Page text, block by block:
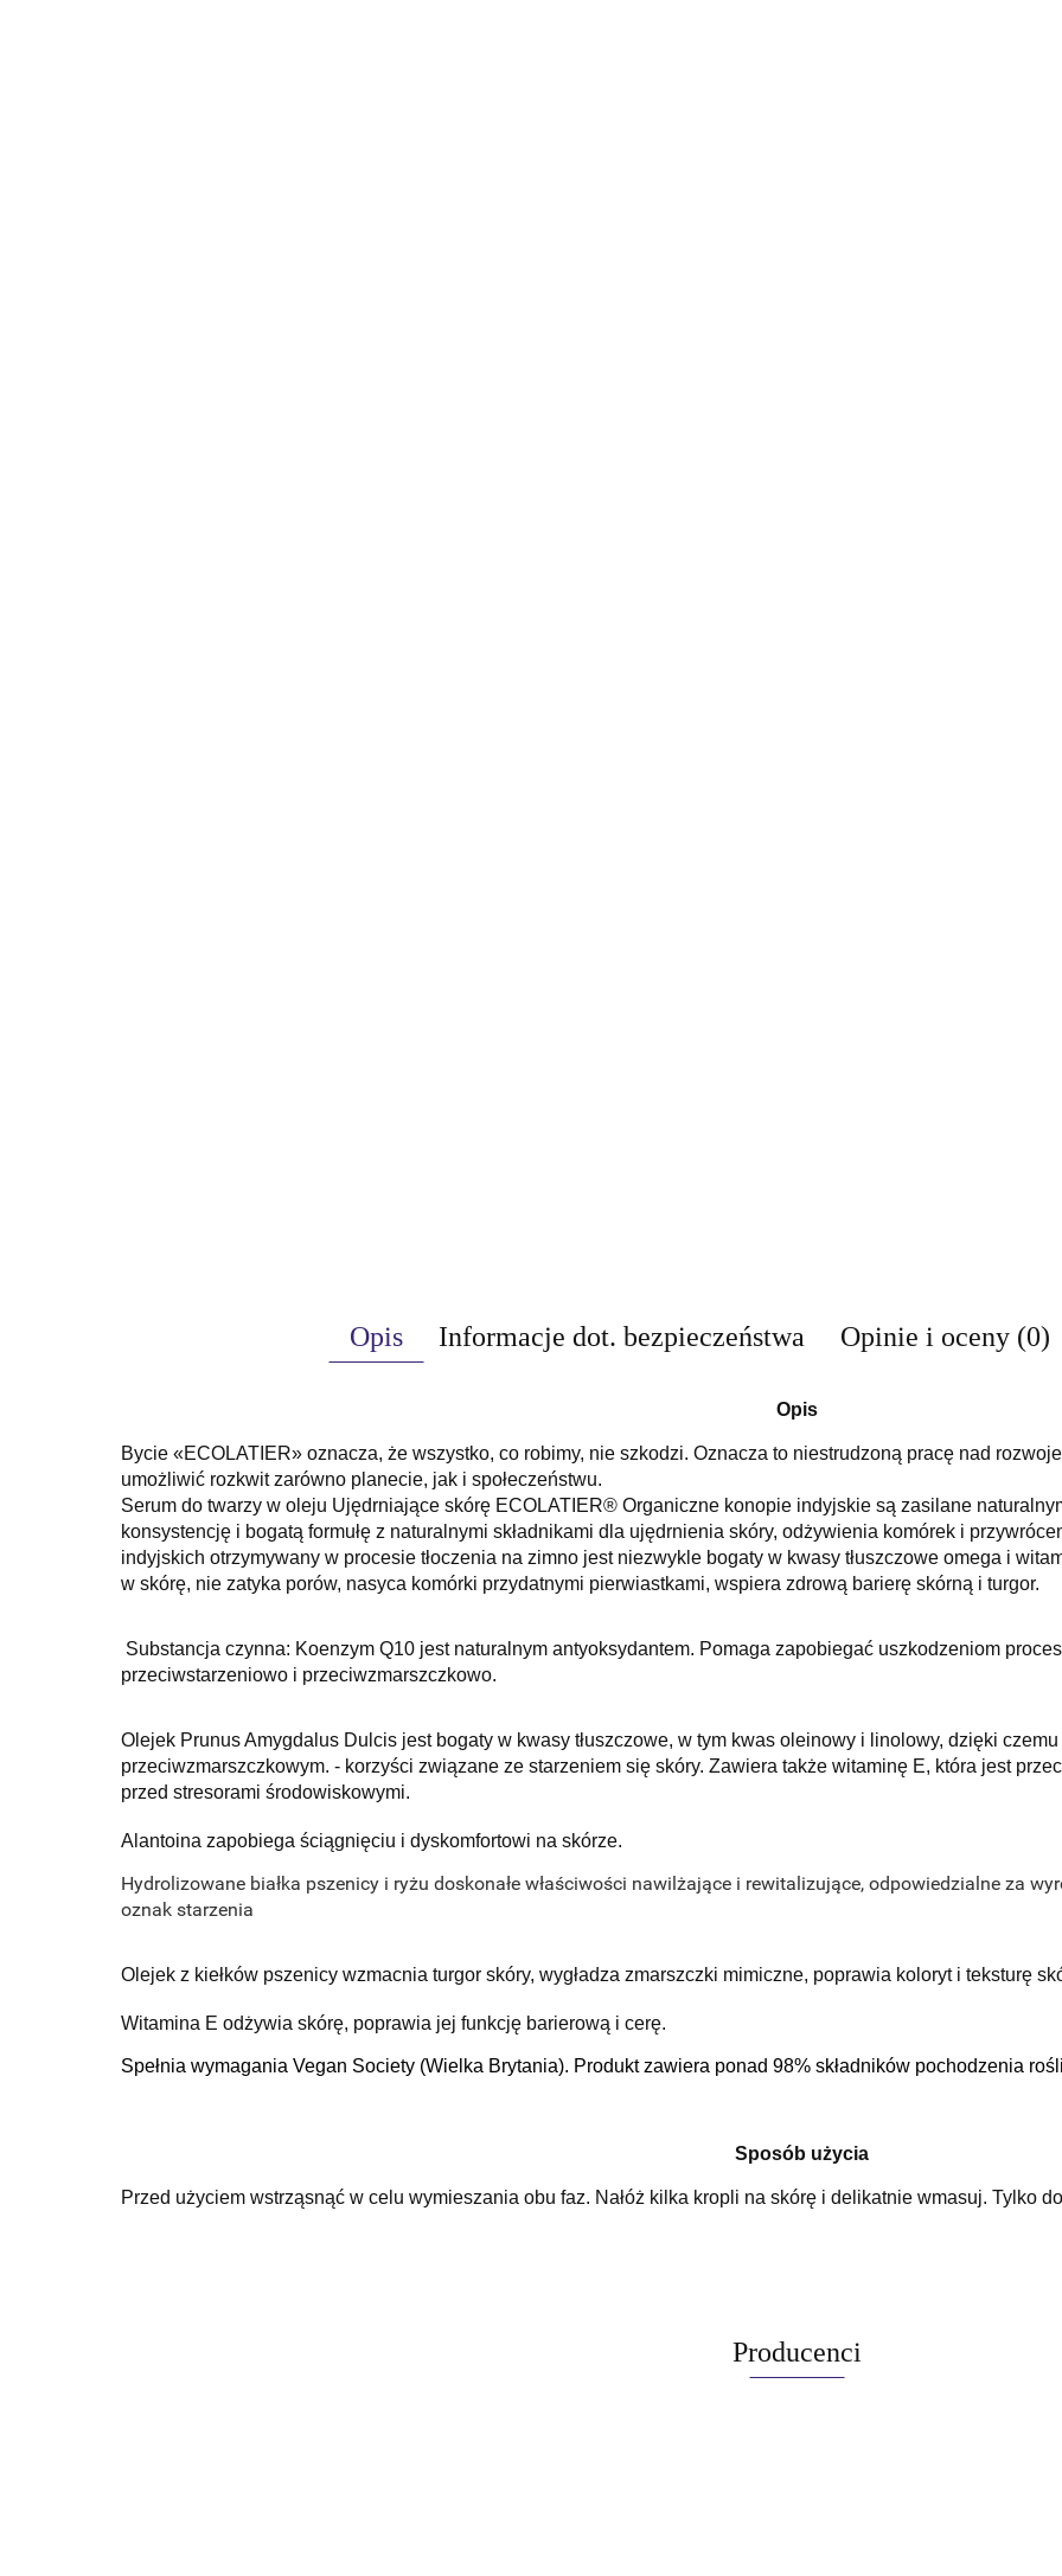
Opis Informacje dot. bezpieczeństwa Opinie i oceny (0)
Opis
Bycie «ECOLATIER» oznacza, że ​​wszystko, co robimy, nie szkodzi. Oznacza to niestrudzoną pracę nad
umożliwić rozkwit zarówno planecie, jak i społeczeństwu.
Serum do twarzy w oleju Ujędrniające skórę ECOLATIER® Organiczne konopie indyjskie są zasilane
konsystencję i bogatą formułę z naturalnymi składnikami dla ujędrnienia skóry, odżywienia komórek i
indyjskich otrzymywany w procesie tłoczenia na zimno jest niezwykle bogaty w kwasy tłuszczowe omega i
w skórę, nie zatyka porów, nasyca komórki przydatnymi pierwiastkami, wspiera zdrową barierę skórną i turgor.
Substancja czynna: Koenzym Q10 jest naturalnym antyoksydantem. Pomaga zapobiegać uszkodzeniom
przeciwstarzeniowo i przeciwzmarszczkowo.
Olejek Prunus Amygdalus Dulcis jest bogaty w kwasy tłuszczowe, w tym kwas oleinowy i linolowy, dzięki
przeciwzmarszczkowym. - korzyści związane ze starzeniem się skóry. Zawiera także witaminę E, która jest
przed stresorami środowiskowymi.
Alantoina zapobiega ściągnięciu i dyskomfortowi na skórze.
Hydrolizowane białka pszenicy i ryżu doskonałe właściwości nawilżające i rewitalizujące, odpowiedzialne za
oznak starzenia
Olejek z kiełków pszenicy wzmacnia turgor skóry, wygładza zmarszczki mimiczne, poprawia koloryt i teksturę
Witamina E odżywia skórę, poprawia jej funkcję barierową i cerę.
Spełnia wymagania Vegan Society (Wielka Brytania). Produkt zawiera ponad 98% składników pochodzenia
Sposób użycia
Przed użyciem wstrząsnąć w celu wymieszania obu faz. Nałóż kilka kropli na skórę i delikatnie wmasuj. Tylko
Producenci